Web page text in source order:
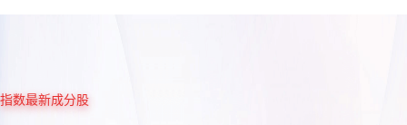
指数最新成分股